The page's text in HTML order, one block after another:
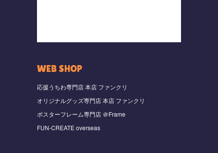
WEB SHOP
応援うちわ専門店 本店 ファンクリ
オリジナルグッズ専門店 本店 ファンクリ
ポスターフレーム専門店 ＠Frame
FUN-CREATE overseas